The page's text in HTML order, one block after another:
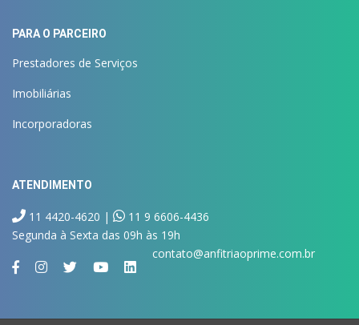
PARA O PARCEIRO
Prestadores de Serviços
Imobiliárias
Incorporadoras
ATENDIMENTO
11 4420-4620 |
11 9 6606-4436
Segunda à Sexta das 09h às 19h
contato@anfitriaoprime.com.br